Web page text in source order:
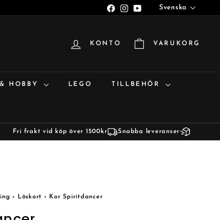
Facebook
Instagram
YouTube
Språk
Svenska
KONTO VARUKORG
HOBBY LEGO TILLBEHÖR
Fri frakt vid köp över 1500kr Snabba leveranser
› Löskort › Kor Spiritdancer